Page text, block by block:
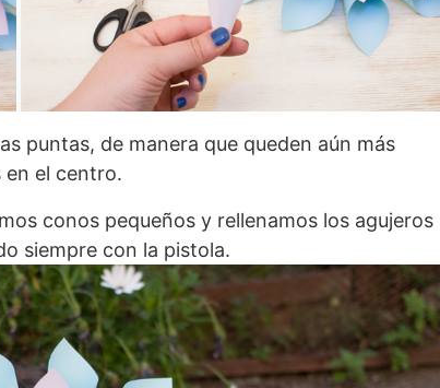
puntas, de manera que queden aún más
en el centro.
conos pequeños y rellenamos los agujeros
siempre con la pistola.